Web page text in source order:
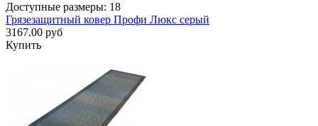
Доступные размеры: 18
Грязезащитный ковер Профи Люкс серый
3167.00 руб
Купить